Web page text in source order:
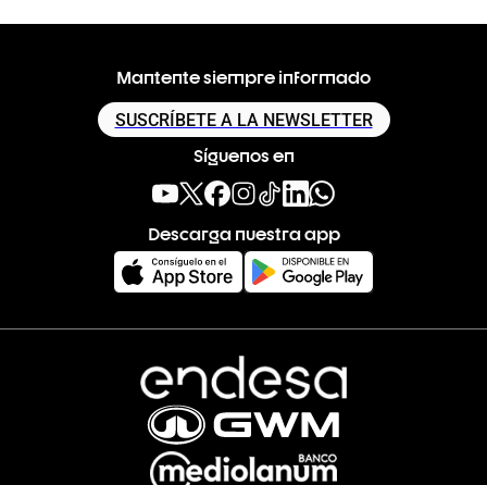
Mantente siempre informado
SUSCRÍBETE A LA NEWSLETTER
Síguenos en
Descarga nuestra app